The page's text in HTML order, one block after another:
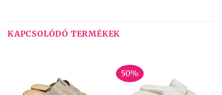
KAPCSOLÓDÓ TERMÉKEK
50%